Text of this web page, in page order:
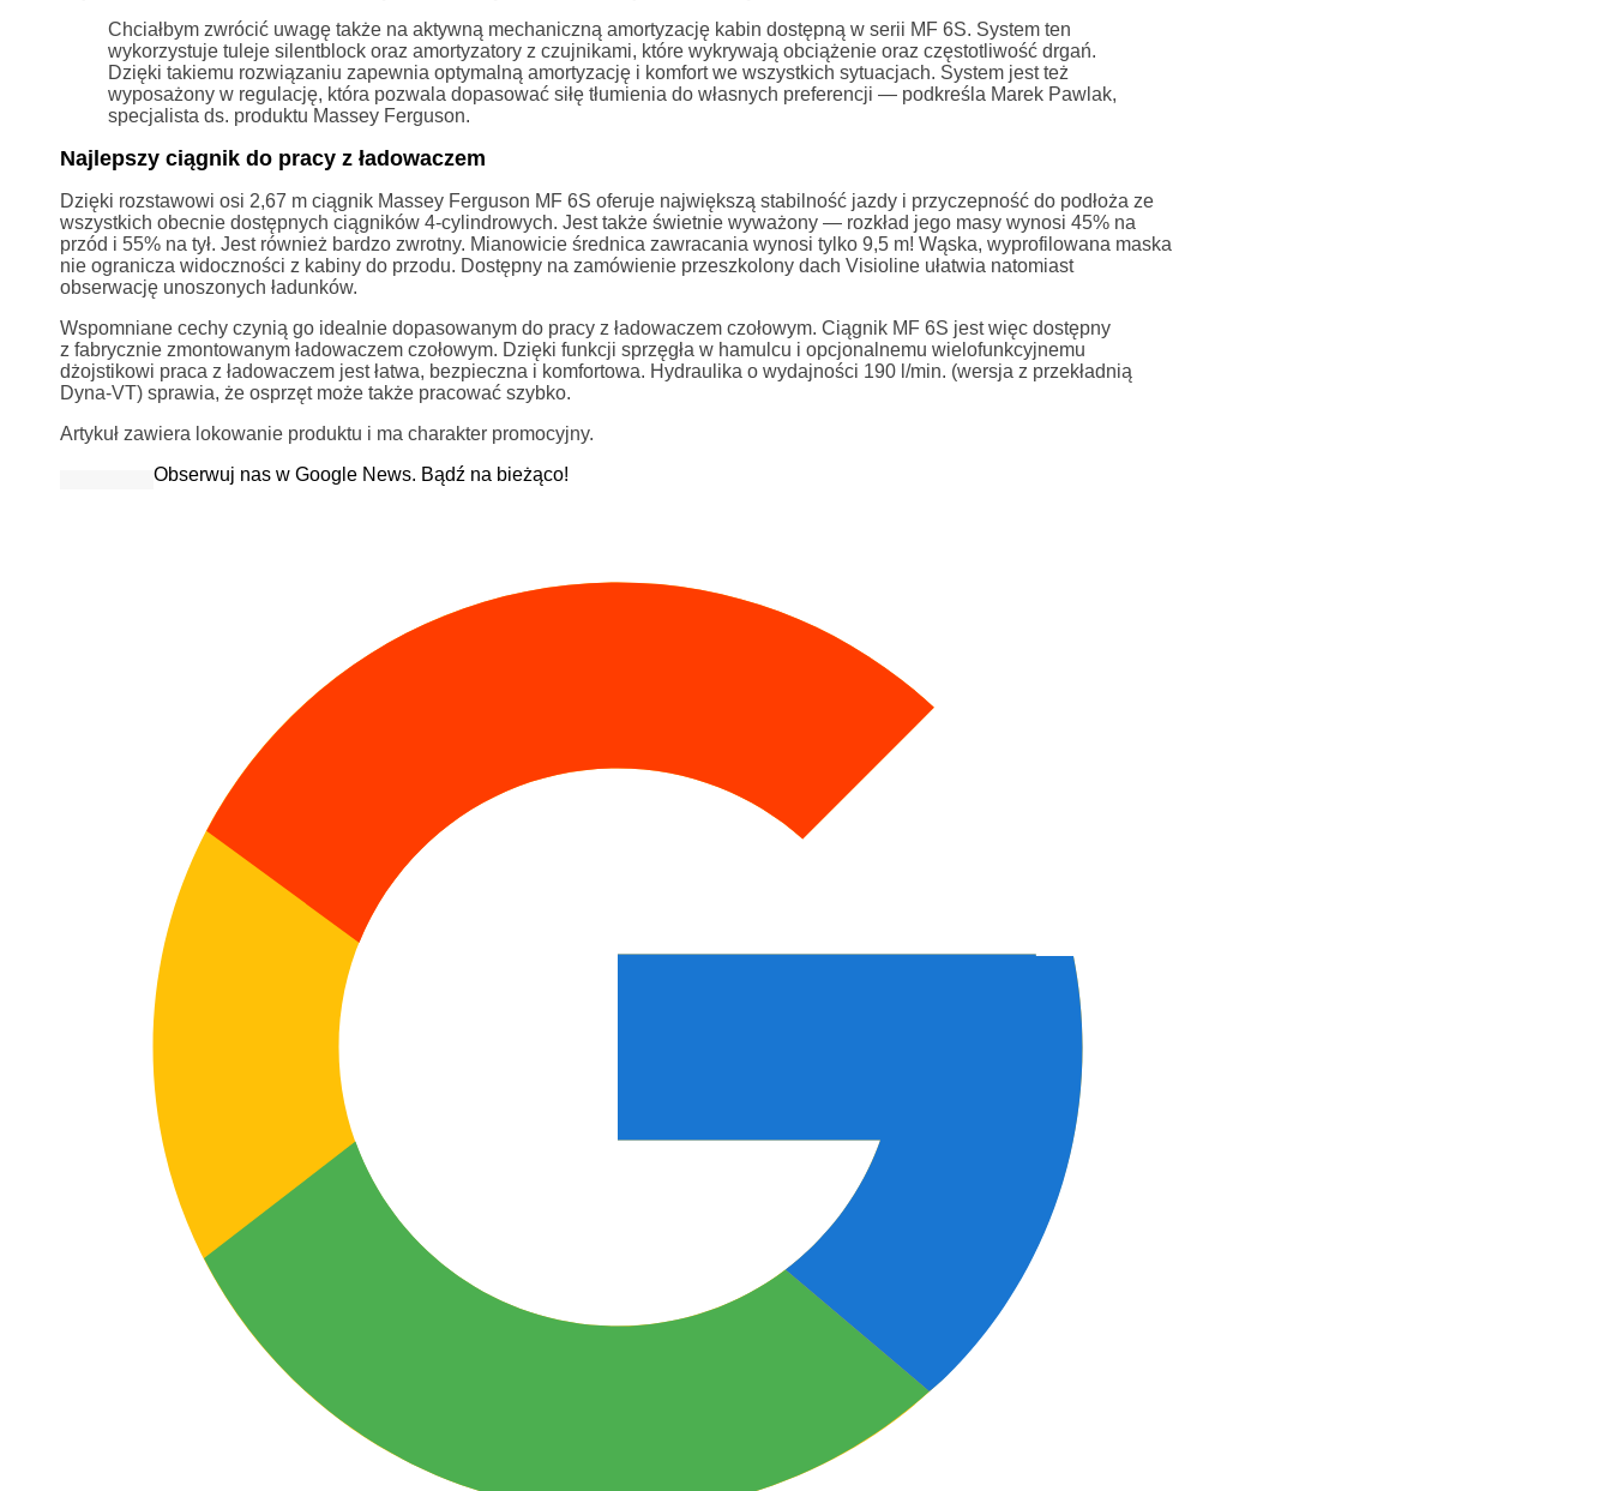
Chciałbym zwrócić uwagę także na aktywną mechaniczną amortyzację kabin dostępną w serii MF 6S. System ten
wykorzystuje tuleje silentblock oraz amortyzatory z czujnikami, które wykrywają obciążenie oraz częstotliwość drgań.
Dzięki takiemu rozwiązaniu zapewnia optymalną amortyzację i komfort we wszystkich sytuacjach. System jest też
wyposażony w regulację, która pozwala dopasować siłę tłumienia do własnych preferencji — podkreśla Marek Pawlak,
specjalista ds. produktu Massey Ferguson.
Najlepszy ciągnik do pracy z ładowaczem
Dzięki rozstawowi osi 2,67 m ciągnik Massey Ferguson MF 6S oferuje największą stabilność jazdy i przyczepność do podłoża ze
wszystkich obecnie dostępnych ciągników 4-cylindrowych. Jest także świetnie wyważony — rozkład jego masy wynosi 45% na
przód i 55% na tył. Jest również bardzo zwrotny. Mianowicie średnica zawracania wynosi tylko 9,5 m! Wąska, wyprofilowana maska
nie ogranicza widoczności z kabiny do przodu. Dostępny na zamówienie przeszkolony dach Visioline ułatwia natomiast
obserwację unoszonych ładunków.
Wspomniane cechy czynią go idealnie dopasowanym do pracy z ładowaczem czołowym. Ciągnik MF 6S jest więc dostępny
z fabrycznie zmontowanym ładowaczem czołowym. Dzięki funkcji sprzęgła w hamulcu i opcjonalnemu wielofunkcyjnemu
dżojstikowi praca z ładowaczem jest łatwa, bezpieczna i komfortowa. Hydraulika o wydajności 190 l/min. (wersja z przekładnią
Dyna-VT) sprawia, że osprzęt może także pracować szybko.
Artykuł zawiera lokowanie produktu i ma charakter promocyjny.
Obserwuj nas w Google News. Bądź na bieżąco!